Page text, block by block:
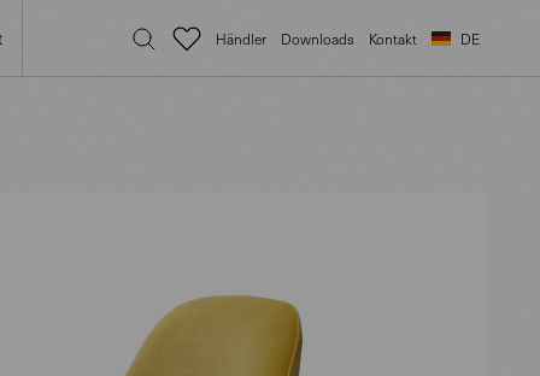
Händler Downloads Kontakt DE